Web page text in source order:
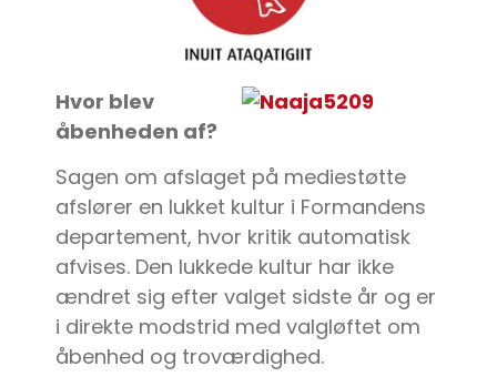
Hvor blev
åbenheden af?
Sagen om afslaget på mediestøtte
afslører en lukket kultur i Formandens
departement, hvor kritik automatisk
afvises. Den lukkede kultur har ikke
ændret sig efter valget sidste år og er
i direkte modstrid med valgløftet om
åbenhed og troværdighed.